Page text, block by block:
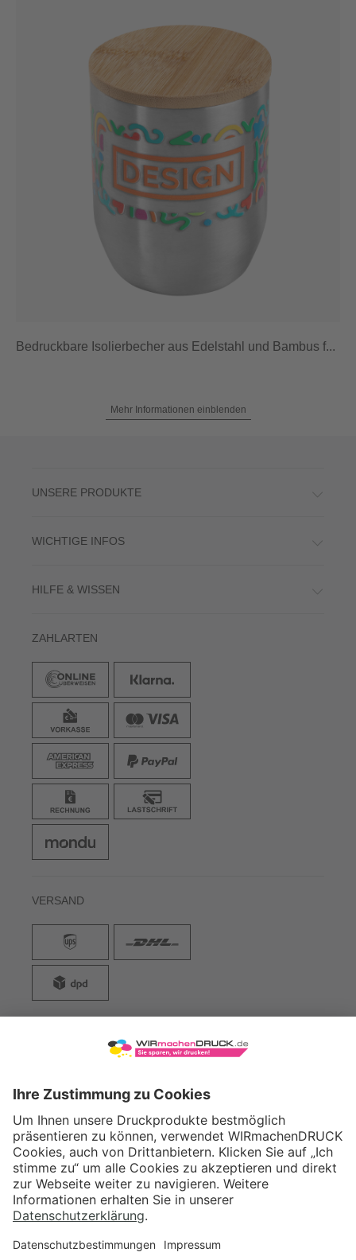
Bedruckbare Isolierbecher aus Edelstahl und Bambus f...
Mehr Informationen einblenden
UNSERE PRODUKTE
WICHTIGE INFOS
HILFE & WISSEN
ZAHLARTEN
VERSAND
WIRmachenDRUCK GmbH
71522 Backnang
Tel.: +49 (0) 711 995 982 - 20
Fax: +49 (0) 711 995 982 - 21
SOCIAL MEDIA